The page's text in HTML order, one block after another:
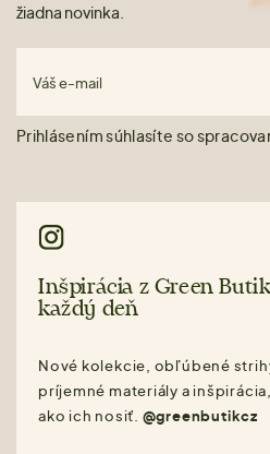
žiadna novinka.
Váš e-mail
Prihlásením súhlasíte so
Inšpirácia z Green
každý deň
Nové kolekcie, obľúbené
príjemné materiály a inšpirácia,
ako ich nosiť. @greenbutikcz